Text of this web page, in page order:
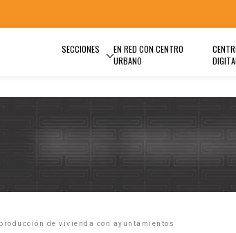
SECCIONES
EN RED CON CENTRO
URBANO
DIGITAL
de vivienda con ayuntamientos